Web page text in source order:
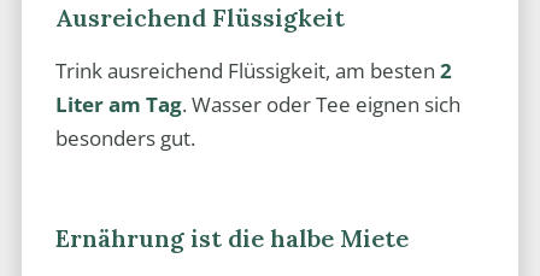
Ausreichend Flüssigkeit
Trink ausreichend Flüssigkeit, am besten 2
Liter am Tag. Wasser oder Tee eignen sich
besonders gut.
Ernährung ist die halbe Miete